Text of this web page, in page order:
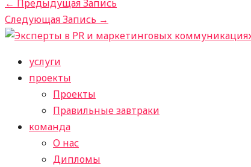
← Предыдущая Запись
Следующая Запись →
услуги
проекты
Проекты
Правильные завтраки
команда
О нас
Дипломы